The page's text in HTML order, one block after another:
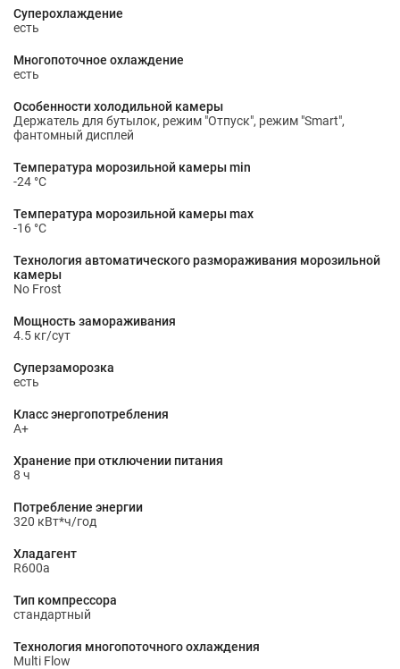
Суперохлаждение
есть
Многопоточное охлаждение
есть
Особенности холодильной камеры
Держатель для бутылок, режим "Отпуск", режим "Smart",
фантомный дисплей
Температура морозильной камеры min
-24 °С
Температура морозильной камеры max
-16 °С
Технология автоматического размораживания морозильной
камеры
No Frost
Мощность замораживания
4.5 кг/сут
Суперзаморозка
есть
Класс энергопотребления
A+
Хранение при отключении питания
8 ч
Потребление энергии
320 кВт*ч/год
Хладагент
R600a
Тип компрессора
стандартный
Технология многопоточного охлаждения
Multi Flow